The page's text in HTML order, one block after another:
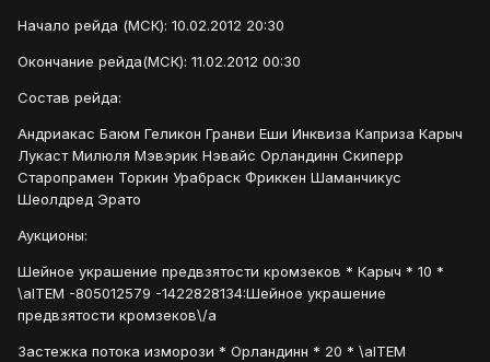
Начало рейда (МСК): 10.02.2012 20:30
Окончание рейда(МСК): 11.02.2012 00:30
Состав рейда:
Андриакас Баюм Геликон Гранви Еши Инквиза Каприза Карыч
Лукаст Милюля Мэвэрик Нэвайс Орландинн Скиперр
Старопрамен Торкин Урабраск Фриккен Шаманчикус
Шеолдред Эрато
Аукционы:
Шейное украшение предвзятости кромзеков * Карыч * 10 *
\aITEM -805012579 -1422828134:Шейное украшение
предвзятости кромзеков\/a
Застежка потока изморози * Орландинн * 20 * \aITEM